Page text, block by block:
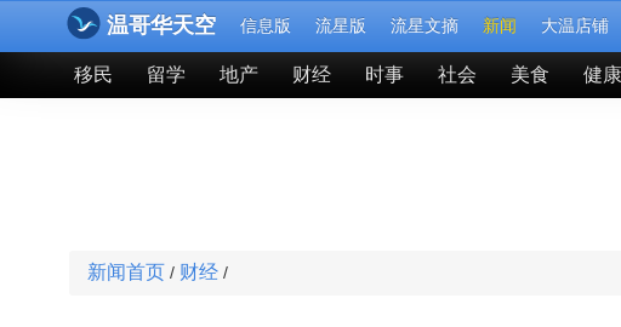
温哥华天空 信息版 流星版 流星文摘 新闻 大温店铺
移民 留学 地产 财经 时事 社会 美食 健康
新闻首页 / 财经 /